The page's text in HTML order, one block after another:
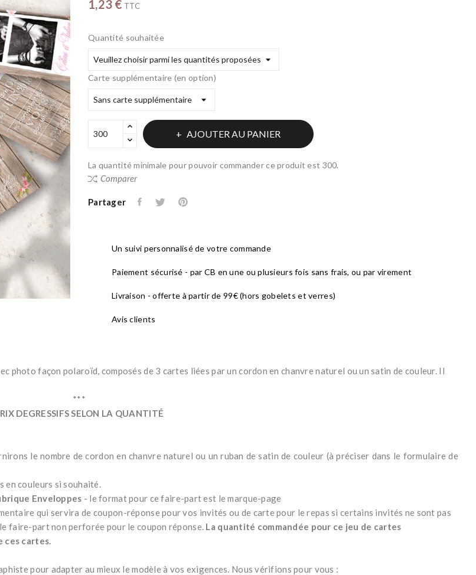
1,23 € TTC
Quantité souhaitée
Carte supplémentaire (en option)
AJOUTER AU PANIER
La quantité minimale pour pouvoir commander ce produit est 300.
Comparer
Partager
Un suivi personnalisé de votre commande
Paiement sécurisé - par CB en une ou plusieurs fois sans frais, ou par virement
Livraison - offerte à partir de 99€ (hors gobelets et verres)
Avis clients
photo façon polaroïd, composés de 3 cartes liées par un cordon en chanvre naturel ou un satin de couleur. Il
***
DEGRESSIFS SELON LA QUANTITÉ
le nombre de cordon en chanvre naturel ou un ruban de satin de couleur (à préciser dans le formulaire de
en couleurs si souhaité.
Enveloppes - le format pour ce faire-part est le marque-page
qui servira de coupon-réponse pour vos invités ou de carte pour le repas si certains invités ne sont pas
faire-part non perforée pour le coupon réponse. La quantité commandée pour ce jeu de cartes
ces cartes.
pour adapter au mieux le modèle à vos exigences. Nous vérifions pour vous :